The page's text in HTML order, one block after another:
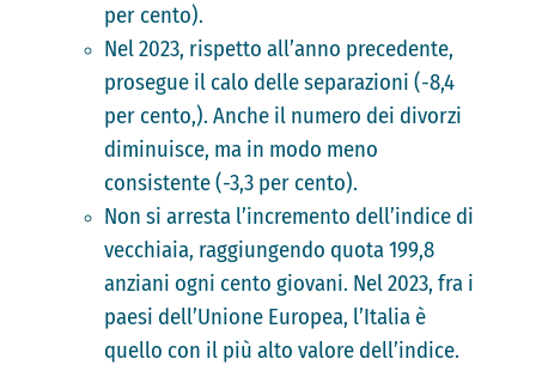
per cento).
Nel 2023, rispetto all’anno precedente,
prosegue il calo delle separazioni (-8,4
per cento,). Anche il numero dei divorzi
diminuisce, ma in modo meno
consistente (-3,3 per cento).
Non si arresta l’incremento dell’indice di
vecchiaia, raggiungendo quota 199,8
anziani ogni cento giovani. Nel 2023, fra i
paesi dell’Unione Europea, l’Italia è
quello con il più alto valore dell’indice.